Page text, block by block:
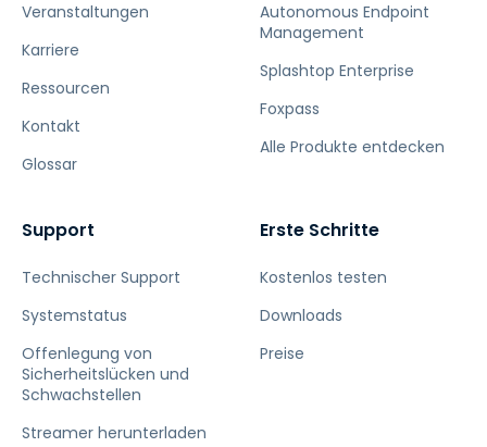
Veranstaltungen
Karriere
Ressourcen
Kontakt
Glossar
Autonomous Endpoint
Management
Splashtop Enterprise
Foxpass
Alle Produkte entdecken
Support
Technischer Support
Systemstatus
Offenlegung von
Sicherheitslücken und
Schwachstellen
Streamer herunterladen
Erste Schritte
Kostenlos testen
Downloads
Preise